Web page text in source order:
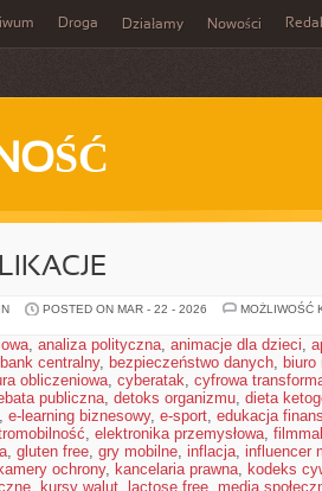
Droga Działamy Nowości
POSTED ON MAR - 22 - 2026
MOŻLIWOŚĆ
, analiza polityczna, animacje dla dzieci,
bank centralny, bezpieczeństwo danych, biuro
obliczeniowa, cyberatak, cyfrowa
publiczna, detoks organizmu, dieta
, e-learning biznesowy, e-sport, edukacja
, elektronika przemysłowa,
, gluten free, gry mobilne, inflacja, influencer
kamery ochrony, kancelaria prawna, kodeks
, kursy walut, lactose free, media